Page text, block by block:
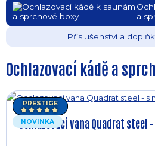
a
Příslušenství a
Ochlazovací kádě a
PRESTIGE
NOVINKA
Ochlazovací vana Quadrat steel